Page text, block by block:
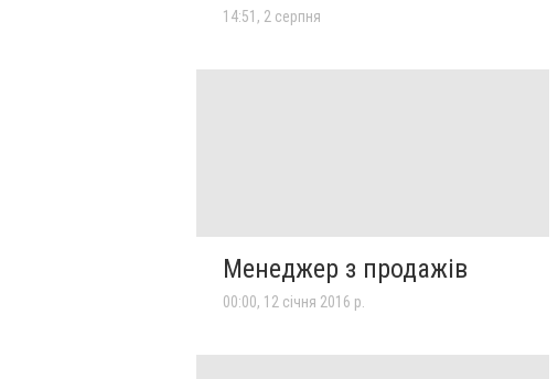
14:51, 2 серпня
Менеджер з продажів
00:00, 12 січня 2016 р.